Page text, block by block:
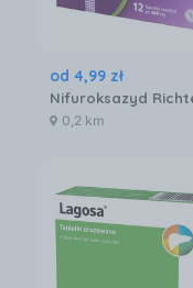
od 4,99 zł
0,2 km